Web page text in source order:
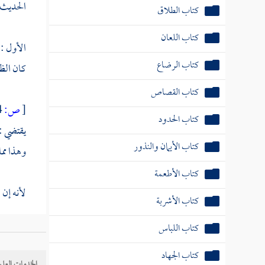
كتاب الطلاق
كتاب اللعان
كتاب الرضاع
كتاب القصاص
كتاب الحدود
كتاب الأيمان والنذور
كتاب الأطعمة
كتاب الأشربة
كتاب اللباس
كتاب الجهاد
كان
[ص:384 ]
يقتضي
وهذا
لأنه